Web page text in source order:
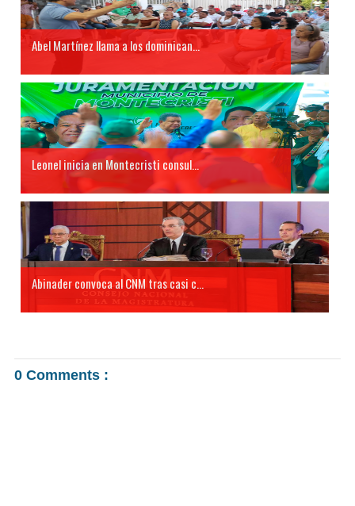
Abel Martínez llama a los dominican...
Leonel inicia en Montecristi consul...
Abinader convoca al CNM tras casi c...
0 Comments :